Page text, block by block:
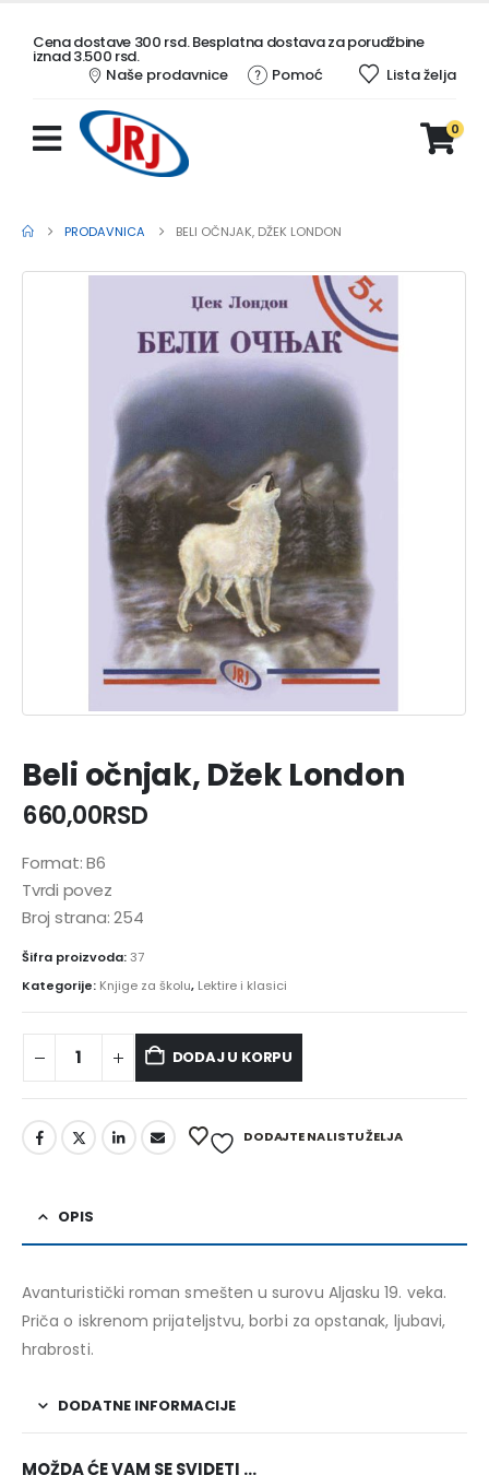
Cena dostave 300 rsd. Besplatna dostava za porudžbine
iznad 3.500 rsd.
Naše prodavnice
Pomoć Lista želja
0
PRODAVNICA BELI OČNJAK, DŽEK LONDON
Beli očnjak, Džek London
660,00RSD
Format: B6
Tvrdi povez
Broj strana: 254
Šifra proizvoda:37
Kategorije: Knjige za školu, Lektire i klasici
DODAJ U KORPU
Alternative:
DODAJTE NA LISTU ŽELJA
OPIS
Avanturistički roman smešten u surovu Aljasku 19. veka.
Priča o iskrenom prijateljstvu, borbi za opstanak, ljubavi,
hrabrosti.
DODATNE INFORMACIJE
MOŽDA ĆE VAM SE SVIDETI …